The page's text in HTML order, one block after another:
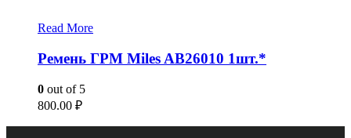
Read More
Ремень ГРМ Miles AB26010 1шт.*
0 out of 5
800.00 ₽